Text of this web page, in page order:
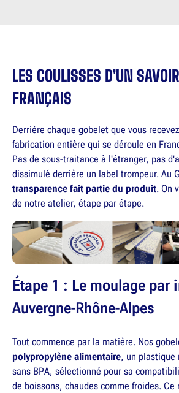
LES COULISSES D'UN
FRANÇAIS
Derrière chaque gobelet que vous
fabrication entière qui se déroule en
Pas de sous-traitance à l'étranger, pas
dissimulé derrière un label trompeur. Au
transparence fait partie du produit. On
de notre atelier, étape par étape.
Étape 1 : Le moulage par
Auvergne-Rhône-Alpes
Tout commence par la matière. Nos
polypropylène alimentaire, un plastique
sans BPA, sélectionné pour sa
de boissons, chaudes comme froides.